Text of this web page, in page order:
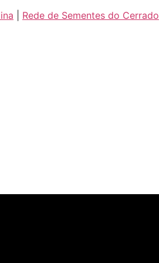
Rede de Sementes do Cerrado